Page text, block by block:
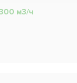
м3/ч